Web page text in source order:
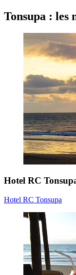
Tonsupa : les
Hotel RC
Hotel RC Tonsupa